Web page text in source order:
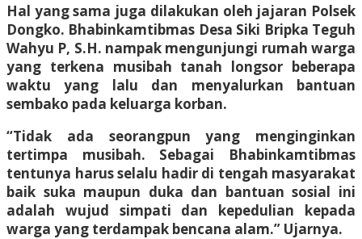
Hal yang sama juga dilakukan oleh jajaran Polsek
Dongko. Bhabinkamtibmas Desa Siki Bripka Teguh
Wahyu P, S.H. nampak mengunjungi rumah warga
yang terkena musibah tanah longsor beberapa
waktu yang lalu dan menyalurkan bantuan
sembako pada keluarga korban.
“Tidak ada seorangpun yang menginginkan
tertimpa musibah. Sebagai Bhabinkamtibmas
tentunya harus selalu hadir di tengah masyarakat
baik suka maupun duka dan bantuan sosial ini
adalah wujud simpati dan kepedulian kepada
warga yang terdampak bencana alam.” Ujarnya.